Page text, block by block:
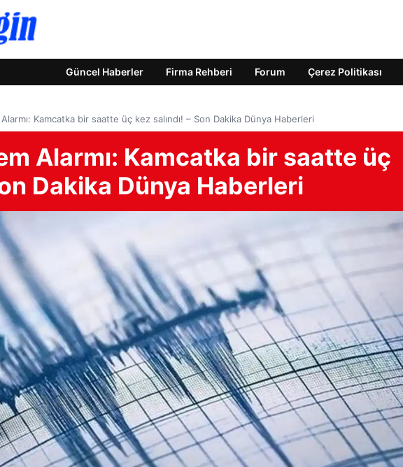
Güncel Haberler Firma Rehberi Forum Çerez Politikası
Alarmı: Kamcatka bir saatte üç kez salındı! – Son Dakika Dünya Haberleri
Alarmı: Kamcatka bir saatte üç
Dakika Dünya Haberleri